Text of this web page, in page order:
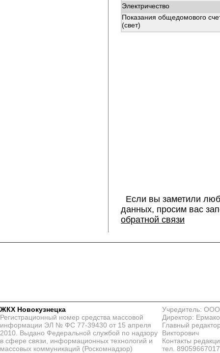
Электричество
Показания общедомового
(свет)
Если вы заметили
данных, просим вас
обратной связи
ЖКХ Новокузнецка
Регистрационный номер средства массовой
информации ЭЛ № ФС 77-39430 от 15 апреля
2010. Выдано Федеральной службой по надзору
в сфере связи, информационных технологий и
массовых коммуникаций (Роскомнадзор)
Учредитель:
Директор:
Главный
Викторович
Контакты
тел. 89059667017